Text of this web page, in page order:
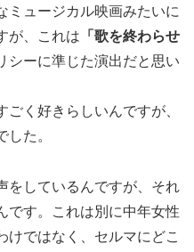
ミュージカル映画みたいに
が、これは 「歌を終わらせ
シーに準じた演出だと思い
く好きらしいんですが、
た。
をしているんですが、それ
です。これは別に中年女性
けではなく、セルマにどこ